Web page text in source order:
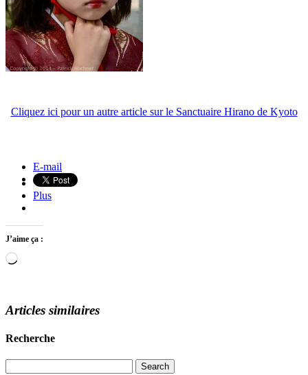
Cliquez ici pour un autre article sur le Sanctuaire Hirano de Kyoto
E-mail
Plus
J’aime ça :
Loading…
Articles similaires
Recherche